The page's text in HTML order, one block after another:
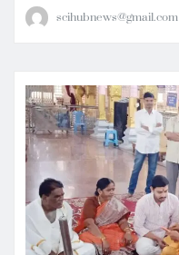
scihubnews@gmail.com